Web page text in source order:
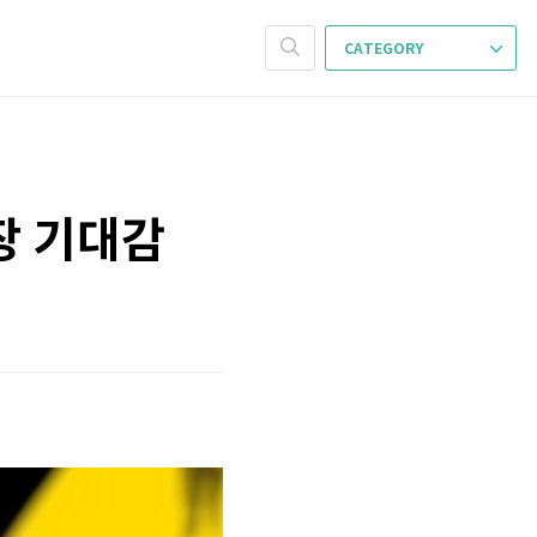
CATEGORY
기대감